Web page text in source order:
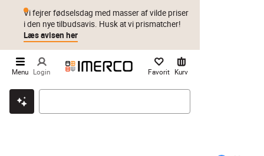
Klik & hent Byt i 1 år Prismatch
Vi fejrer fødselsdag med masser af vilde priser
i den nye tilbudsavis. Husk at vi prismatcher!
Læs avisen her
Menu Login Favorit Kurv